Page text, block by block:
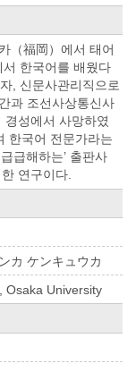
（福岡）에서 태어
한국어를 배웠다
, 신문사관리직으로
과 조선사상통신사
성에서 사망하였
한국어 전문가라는
급해하는’ 출판사
연구이다.
カ ケンキュウカ
Osaka University